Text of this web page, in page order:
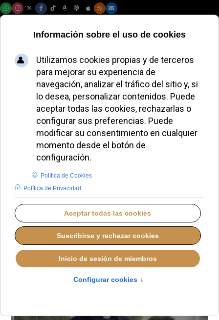
Pablo López: “Las
redes sociales son
un anzuelo
maravilloso para
acercar a los
jóvenes a Dios”
JAVIER RUIZ ARREGUI
IDENTIDAD CRISTIANA
JUEVES, 12 MARZO 2026 12:00